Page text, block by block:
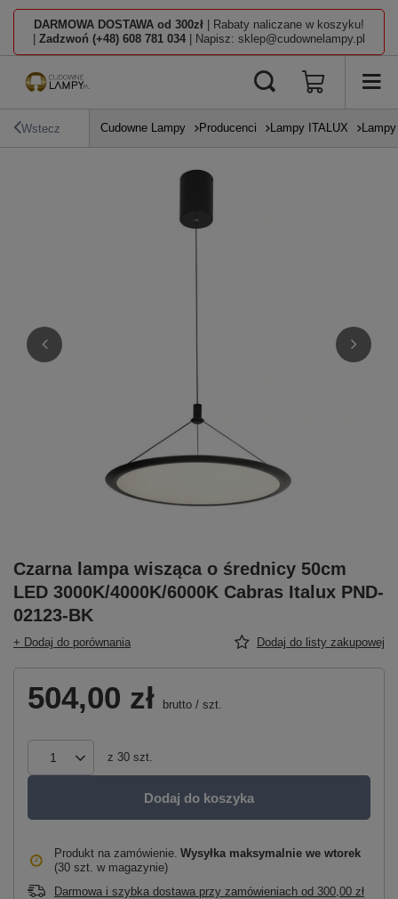
DARMOWA DOSTAWA od 300zł | Rabaty naliczane w koszyku!
Zadzwoń (+48) 608 781 034 | Napisz: sklep@cudownelampy.pl
Wstecz Cudowne Lampy Producenci Lampy ITALUX
Czarna lampa wisząca o średnicy 50cm
LED 3000K/4000K/6000K Cabras Italux PND-
02123-BK
+ Dodaj do porównania Dodaj do listy zakupowej
504,00 zł brutto / szt.
z 30 szt.
Dodaj do koszyka
Produkt na zamówienie Wysyłka maksymalnie we wtorek
(30 szt. w magazynie)
Darmowa i szybka dostawa przy zamówieniach od 300,00 zł